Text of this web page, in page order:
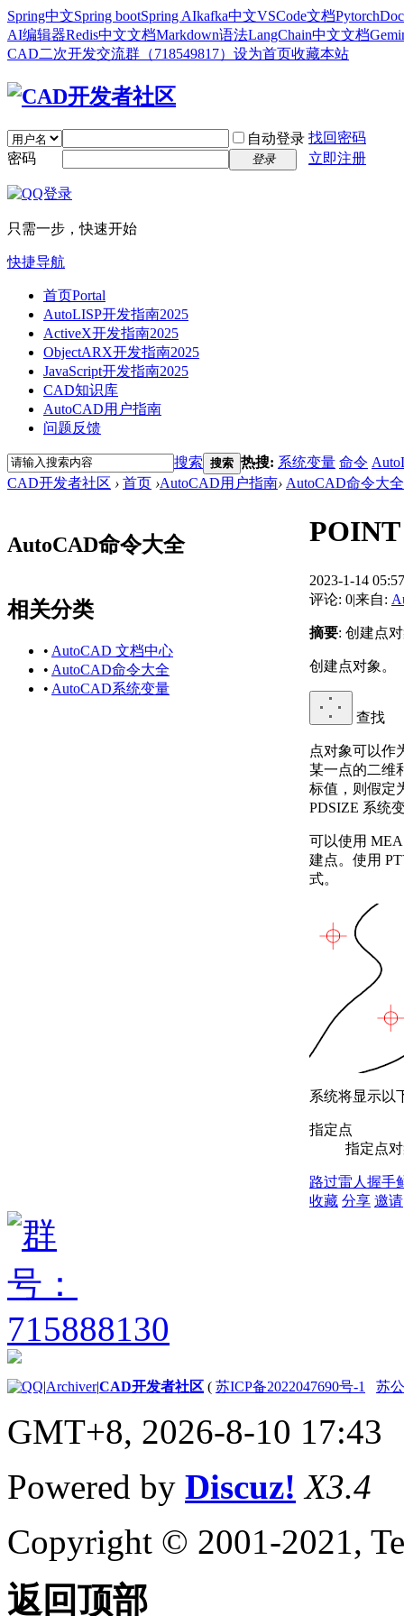
Spring中文Spring bootSpring AIkafka中文VSCode文档Pytorch
AI编辑器Redis中文文档Markdown语法LangChain中文文档
CAD二次开发交流群（718549817） 设为首页收藏本站
自动登录 找回密码
密码
登录 立即注册
只需一步，快速开始
快捷导航
首页Portal
AutoLISP开发指南2025
ActiveX开发指南2025
ObjectARX开发指南2025
JavaScript开发指南2025
CAD知识库
AutoCAD用户指南
问题反馈
搜索 搜索 热搜: 系统变量 命令
CAD开发者社区 › 首页 ›AutoCAD用户指南› AutoCAD命令大全
AutoCAD命令大全
相关分类
• AutoCAD 文档中心
• AutoCAD命令大全
• AutoCAD系统变量
2023-1-14 05:57
评论: 0|来自:
摘要: 创建点
创建点对象。
查找
点对象可以作
某一点的二维
标值，则假定
PDSIZE 系统
可以使用
建点。使用
式。
系统将显示以
指定点
指定点
路过雷人 握手
收藏 分享 邀请
|Archiver|CAD开发者社区 ( 苏ICP备2022047690号-1 苏
GMT+8, 2026-8-10 17:43
Powered by Discuz! X3.4
Copyright © 2001-2021,
返回顶部